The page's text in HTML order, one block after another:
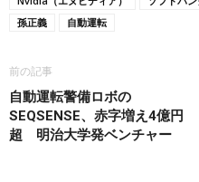
孫正義
自動運転
前の記事
自動運転警備ロボの
SEQSENSE、赤字増え4億円
超 明治大学発ベンチャー